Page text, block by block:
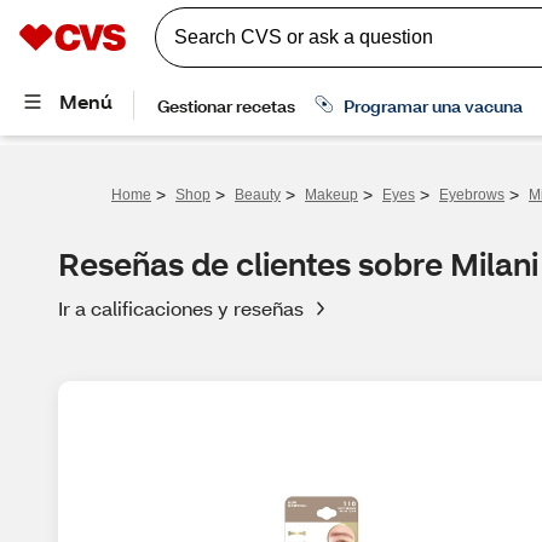
Home > Shop > Beauty > Makeup > Eyes > Eyebrows >
Reseñas de clientes sobre
Ir a calificaciones y reseñas